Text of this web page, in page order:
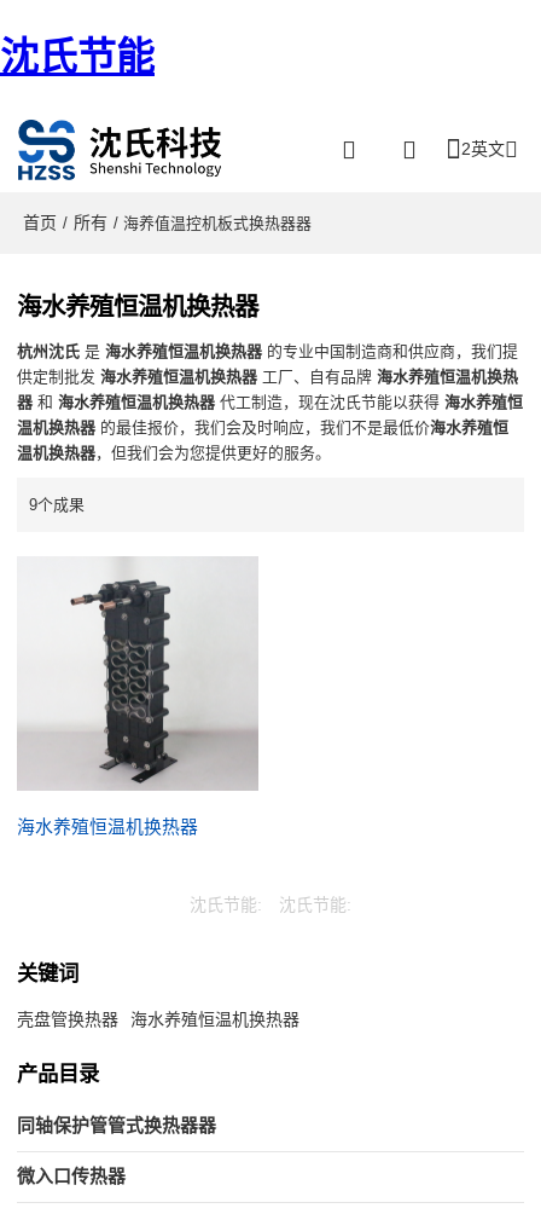
沈氏节能
2英文
首页 / 所有 / 海养值温控机板式换热器器
海水养殖恒温机换热器
杭州沈氏 是海水养殖恒温机换热器 的专业中国制造商和供应商，我们提
供定制批发海水养殖恒温机换热器 工厂、自有品牌海水养殖恒温机换热
器 和海水养殖恒温机换热器 代工制造，现在沈氏节能以获得海水养殖恒
温机换热器 的最佳报价，我们会及时响应，我们不是最低价海水养殖恒
温机换热器，但我们会为您提供更好的服务。
9个成果
海水养殖恒温机换热器
沈氏节能: 沈氏节能:
关键词
壳盘管换热器 海水养殖恒温机换热器
产品目录
同轴保护管管式换热器器
微入口传热器